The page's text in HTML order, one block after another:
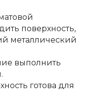
поверхность,
металлический
выполнить
готова для